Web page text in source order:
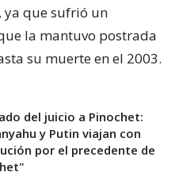
ya que sufrió un
la mantuvo postrada
su muerte en el 2003.
del juicio a Pinochet:
y Putin viajan con
por el precedente de